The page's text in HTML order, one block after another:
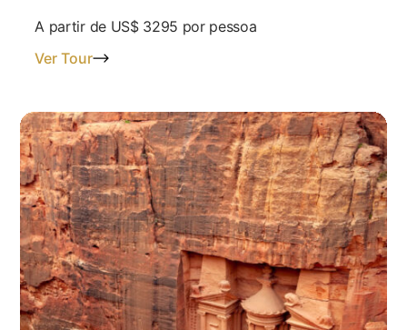
A partir de US$ 3295 por pessoa
Ver Tour